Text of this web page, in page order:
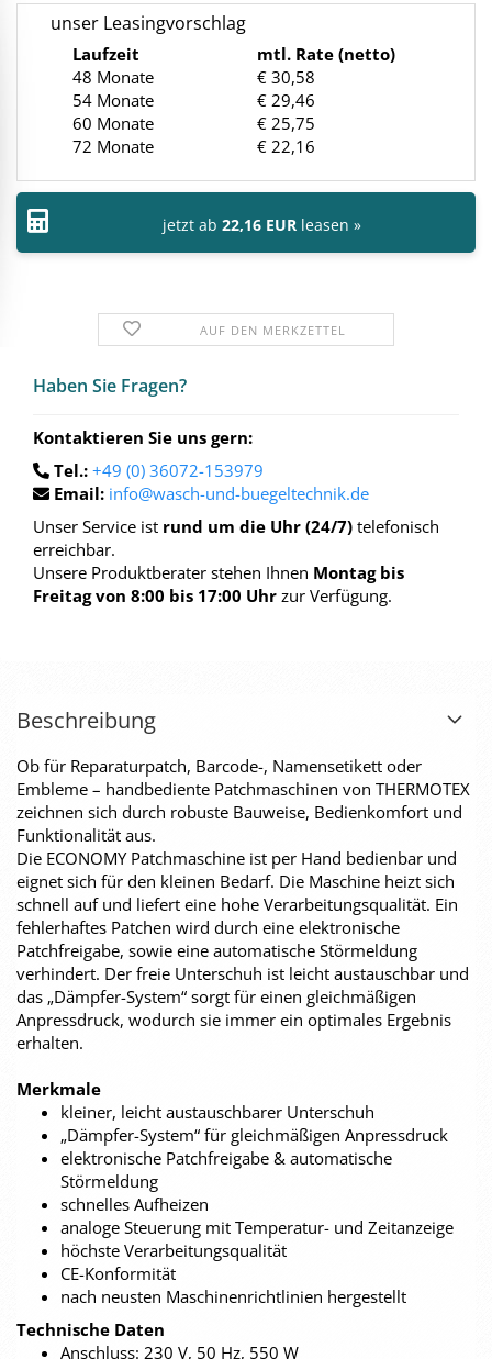
unser Leasingvorschlag
Laufzeit
mtl. Rate (netto)
48 Monate
€ 30,58
54 Monate
€ 29,46
60 Monate
€ 25,75
72 Monate
€ 22,16
jetzt ab 22,16 EUR leasen »
AUF DEN MERKZETTEL
Haben Sie Fra­gen?
Kontaktieren Sie uns gern:
Tel.: +49 (0) 36072-153979
Email: info@wasch-und-buegeltechnik.de
Unser Service ist rund um die Uhr (24/7) telefonisch
erreichbar.
Unsere Produktberater stehen Ihnen Montag bis
Freitag von 8:00 bis 17:00 Uhr zur Verfügung.
Beschreibung
Ob für Reparaturpatch, Barcode-, Namensetikett oder
Embleme – handbediente Patchmaschinen von THERMOTEX
zeichnen sich durch robuste Bauweise, Bedienkomfort und
Funktionalität aus.
Die ECONOMY Patchmaschine ist per Hand bedienbar und
eignet sich für den kleinen Bedarf. Die Maschine heizt sich
schnell auf und liefert eine hohe Verarbeitungsqualität. Ein
fehlerhaftes Patchen wird durch eine elektronische
Patchfreigabe, sowie eine automatische Störmeldung
verhindert. Der freie Unterschuh ist leicht austauschbar und
das „Dämpfer-System“ sorgt für einen gleichmäßigen
Anpressdruck, wodurch sie immer ein optimales Ergebnis
erhalten.
Merkmale
kleiner, leicht austauschbarer Unterschuh
„Dämpfer-System“ für gleichmäßigen Anpressdruck
elektronische Patchfreigabe & automatische
Störmeldung
schnelles Aufheizen
analoge Steuerung mit Temperatur- und Zeitanzeige
höchste Verarbeitungsqualität
CE-Konformität
nach neusten Maschinenrichtlinien hergestellt
Technische Daten
Anschluss: 230 V, 50 Hz, 550 W